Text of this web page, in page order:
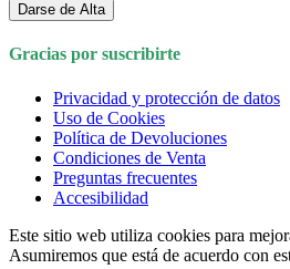
Darse de Alta
Gracias por suscribirte
Privacidad y protección de datos
Uso de Cookies
Política de Devoluciones
Condiciones de Venta
Preguntas frecuentes
Accesibilidad
Este sitio web utiliza cookies para
Asumiremos que está de acuerdo con